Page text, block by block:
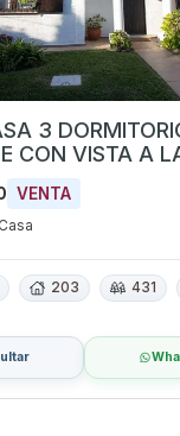
3
CON VISTA A
BARBACOA.
VENTA
Casa
203 431